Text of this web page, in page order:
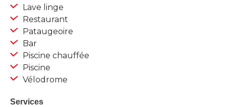
Lave linge
Restaurant
Pataugeoire
Bar
Piscine chauffée
Piscine
Vélodrome
Services